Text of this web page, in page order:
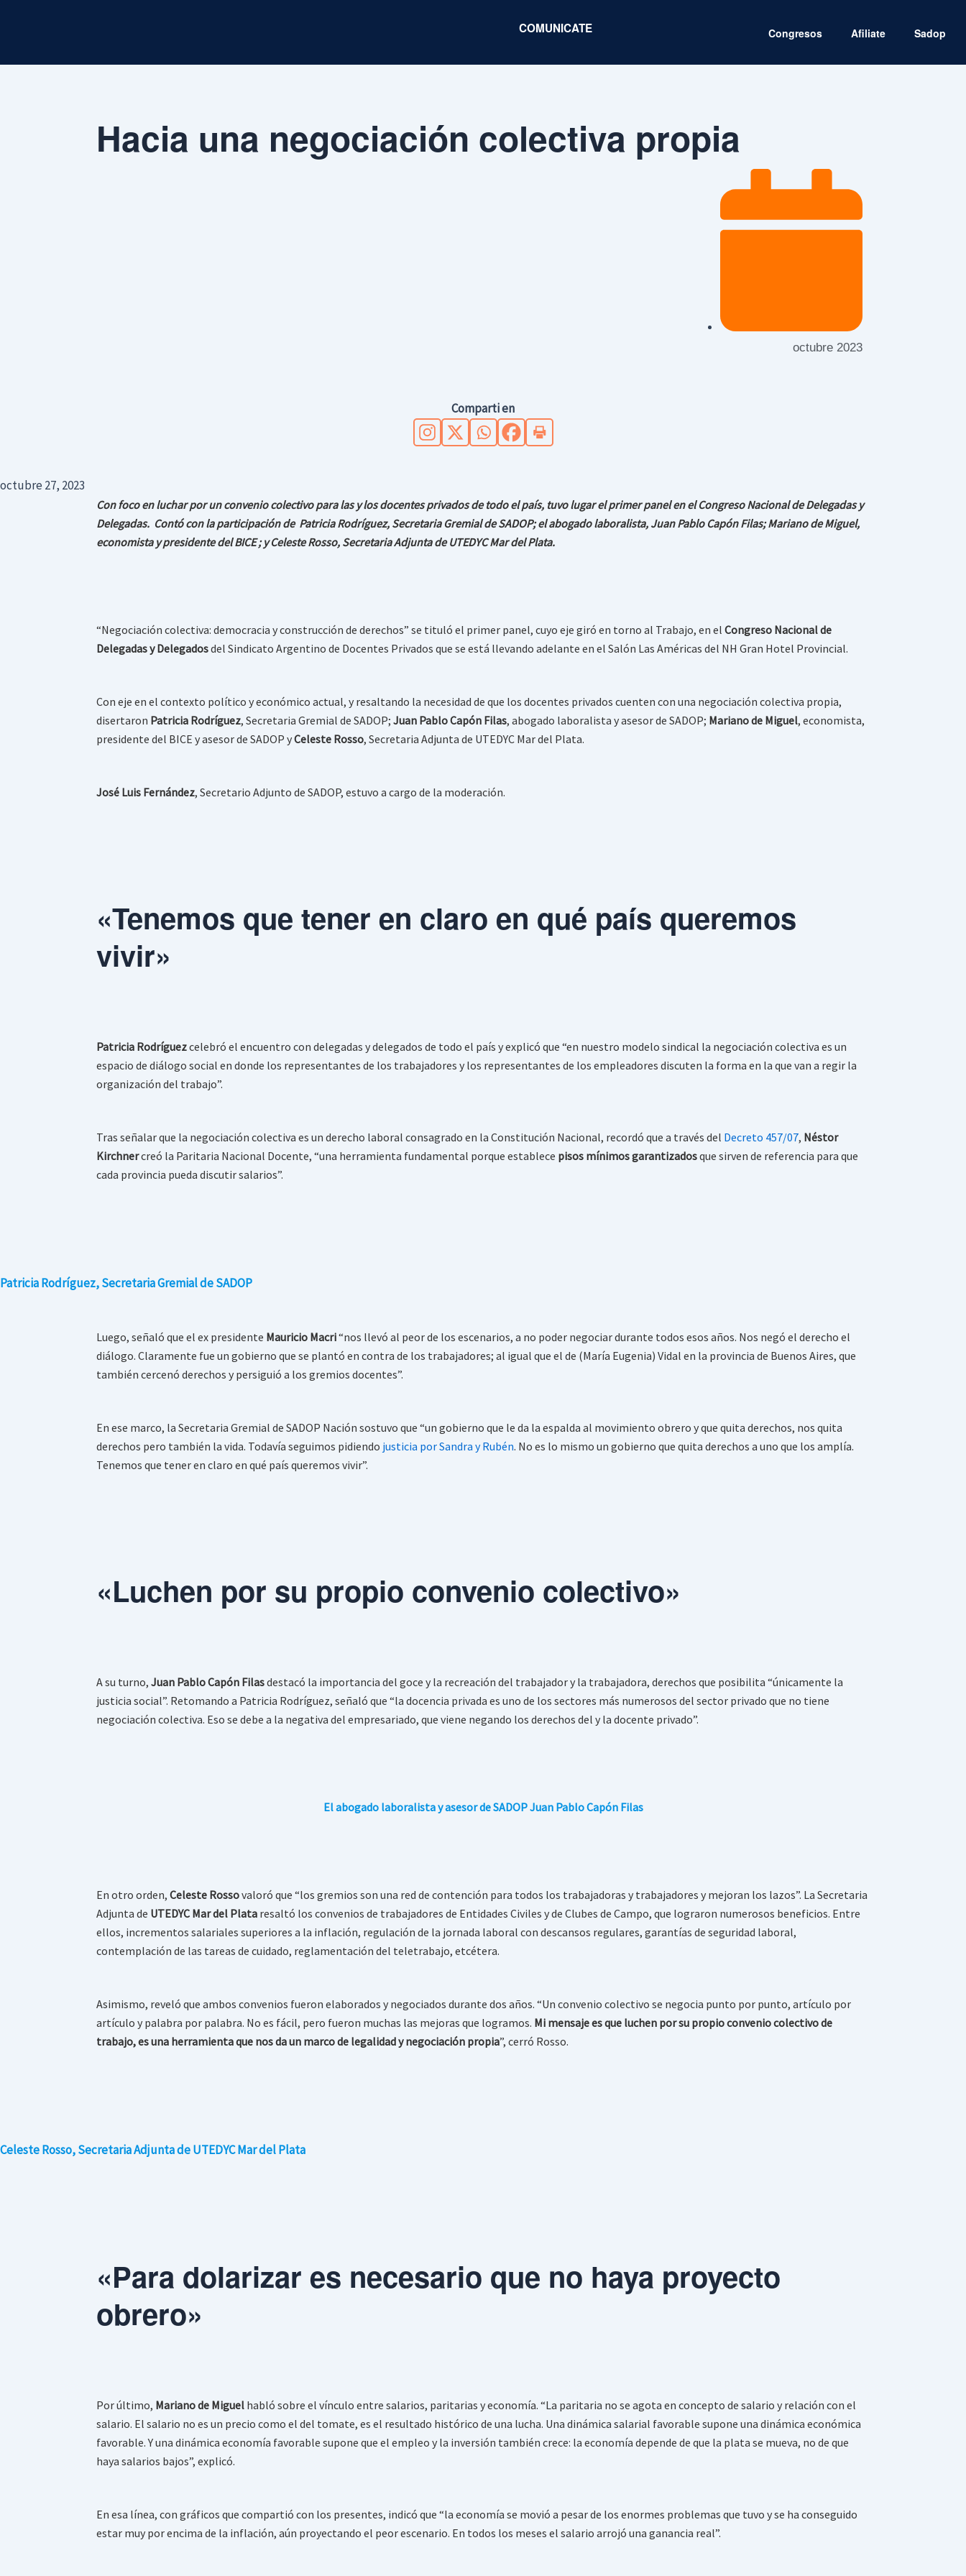
COMUNICATE Congresos Afiliate Sadop
Hacia una negociación colectiva propia
octubre 2023
Comparti en
octubre 27, 2023
Con foco en luchar por un convenio colectivo para las y los docentes privados de todo el país, tuvo lugar el primer panel en el Congreso Nacional de Delegadas y
Delegadas. Contó con la participación de Patricia Rodríguez, Secretaria Gremial de SADOP; el abogado laboralista, Juan Pablo Capón Filas; Mariano de Miguel,
economista y presidente del BICE ; y Celeste Rosso, Secretaria Adjunta de UTEDYC Mar del Plata.
“Negociación colectiva: democracia y construcción de derechos” se tituló el primer panel, cuyo eje giró en torno al Trabajo, en elCongreso Nacional de
Delegadas y Delegadosdel Sindicato Argentino de Docentes Privados que se está llevando adelante en el Salón Las Américas del NH Gran Hotel Provincial.
Con eje en el contexto político y económico actual, y resaltando la necesidad de que los docentes privados cuenten con una negociación colectiva propia,
disertaron Patricia Rodríguez, Secretaria Gremial de SADOP;Juan Pablo Capón Filas, abogado laboralista y asesor de SADOP; Mariano de Miguel, economista,
presidente del BICE y asesor de SADOP yCeleste Rosso, Secretaria Adjunta de UTEDYC Mar del Plata.
José Luis Fernández, Secretario Adjunto de SADOP, estuvo a cargo de la moderación.
«Tenemos que tener en claro en qué país queremos
vivir»
Patricia Rodríguezcelebró el encuentro con delegadas y delegados de todo el país y explicó que “en nuestro modelo sindical la negociación colectiva es un
espacio de diálogo social en donde los representantes de los trabajadores y los representantes de los empleadores discuten la forma en la que van a regir la
organización del trabajo”.
Tras señalar que la negociación colectiva es un derecho laboral consagrado en la Constitución Nacional, recordó que a través del Decreto 457/07, Néstor
Kirchnercreó la Paritaria Nacional Docente, “una herramienta fundamental porque establece pisos mínimos garantizadosque sirven de referencia para que
cada provincia pueda discutir salarios”.
Patricia Rodríguez, Secretaria Gremial de SADOP
Luego, señaló que el ex presidente Mauricio Macri“nos llevó al peor de los escenarios, a no poder negociar durante todos esos años. Nos negó el derecho el
diálogo. Claramente fue un gobierno que se plantó en contra de los trabajadores; al igual que el de (María Eugenia) Vidal en la provincia de Buenos Aires, que
también cercenó derechos y persiguió a los gremios docentes”.
En ese marco, la Secretaria Gremial de SADOP Nación sostuvo que “un gobierno que le da la espalda al movimiento obrero y que quita derechos, nos quita
derechos pero también la vida. Todavía seguimos pidiendo justicia por Sandra y Rubén. No es lo mismo un gobierno que quita derechos a uno que los amplía.
Tenemos que tener en claro en qué país queremos vivir”.
«Luchen por su propio convenio colectivo»
A su turno,Juan Pablo Capón Filasdestacó la importancia del goce y la recreación del trabajador y la trabajadora, derechos que posibilita “únicamente la
justicia social”. Retomando a Patricia Rodríguez, señaló que “la docencia privada es uno de los sectores más numerosos del sector privado que no tiene
negociación colectiva. Eso se debe a la negativa del empresariado, que viene negando los derechos del y la docente privado”.
El abogado laboralista y asesor de SADOP Juan Pablo Capón Filas
En otro orden,Celeste Rossovaloró que “los gremios son una red de contención para todos los trabajadoras y trabajadores y mejoran los lazos”. La Secretaria
Adjunta de UTEDYC Mar del Plata resaltó los convenios de trabajadores de Entidades Civiles y de Clubes de Campo, que lograron numerosos beneficios. Entre
ellos, incrementos salariales superiores a la inflación, regulación de la jornada laboral con descansos regulares, garantías de seguridad laboral,
contemplación de las tareas de cuidado, reglamentación del teletrabajo, etcétera.
Asimismo, reveló que ambos convenios fueron elaborados y negociados durante dos años. “Un convenio colectivo se negocia punto por punto, artículo por
artículo y palabra por palabra. No es fácil, pero fueron muchas las mejoras que logramos. Mi mensaje es que luchen por su propio convenio colectivo de
trabajo, es una herramienta que nos da un marco de legalidad y negociación propia”, cerró Rosso.
Celeste Rosso, Secretaria Adjunta de UTEDYC Mar del Plata
«Para dolarizar es necesario que no haya proyecto
obrero»
Por último, Mariano de Miguel habló sobre el vínculo entre salarios, paritarias y economía. “La paritaria no se agota en concepto de salario y relación con el
salario. El salario no es un precio como el del tomate, es el resultado histórico de una lucha. Una dinámica salarial favorable supone una dinámica económica
favorable. Y una dinámica economía favorable supone que el empleo y la inversión también crece: la economía depende de que la plata se mueva, no de que
haya salarios bajos”, explicó.
En esa línea, con gráficos que compartió con los presentes, indicó que “la economía se movió a pesar de los enormes problemas que tuvo y se ha conseguido
estar muy por encima de la inflación, aún proyectando el peor escenario. En todos los meses el salario arrojó una ganancia real”.